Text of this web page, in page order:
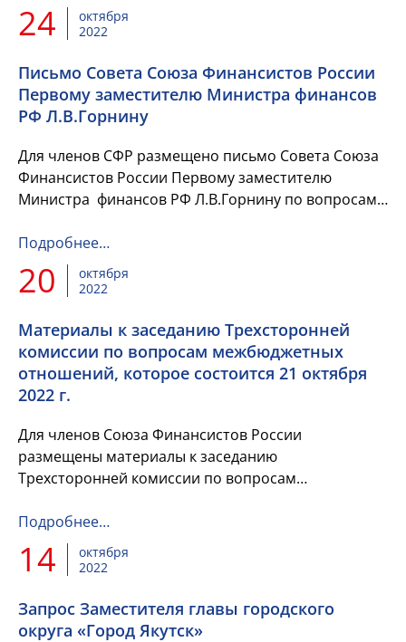
24
октября
2022
Письмо Совета Союза Финансистов России
Первому заместителю Министра финансов
РФ Л.В.Горнину
Для членов СФР размещено письмо Совета Союза
Финансистов России Первому заместителю
Министра финансов РФ Л.В.Горнину по вопросам ,
Администрации, ...
Подробнее…
20
октября
2022
Материалы к заседанию Трехсторонней
комиссии по вопросам межбюджетных
отношений, которое состоится 21 октября
2022 г.
Для членов Союза Финансистов России
размещены материалы к заседанию
Трехсторонней комиссии по вопросам
октября 2022 г. по вопросу межбюджетных
трансфертов,...
Подробнее…
14
октября
2022
Запрос Заместителя главы городского
округа «Город Якутск»